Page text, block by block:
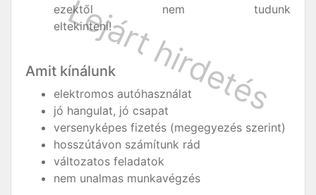
ezektől nem tudunk
eltekinteni!
Amit kínálunk
elektromos autóhasználat
jó hangulat, jó csapat
versenyképes fizetés (megegyezés szerint)
hosszútávon számítunk rád
változatos feladatok
nem unalmas munkavégzés